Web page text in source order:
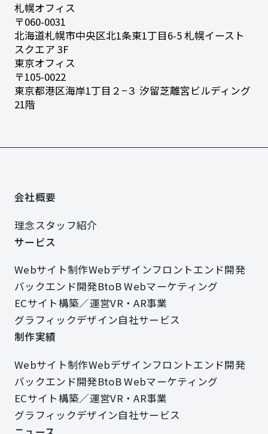
会社概要
理念
理念
スタッフ紹介
スタッフ紹介
サービス
Webサイト制作
Webサイト制作
Webデザイン
Webデザイン
フロントエンド開発
フロントエンド開発
バックエンド開発
バックエンド開発
BtoB Webマーケティング
BtoB Webマーケティング
ECサイト構築／運営
ECサイト構築／運営
VR・AR事業
VR・AR事業
グラフィックデザイン
グラフィックデザイン
自社サービス
制作実績
Webサイト制作
Webサイト制作
Webデザイン
Webデザイン
フロントエンド開発
フロントエンド開発
バックエンド開発
バックエンド開発
BtoB Webマーケティング
BtoB Webマーケティング
ECサイト構築／運営
ECサイト構築／運営
VR・AR事業
VR・AR事業
グラフィックデザイン
グラフィックデザイン
自社サービス
札幌オフィス
〒060-0031
北海道札幌市中央区北1条東1丁目6-5札幌イースト
スクエア 3F
東京オフィス
〒105-0022
東京都港区海岸1丁目２−３ 汐留芝離宮ビルディング
21階